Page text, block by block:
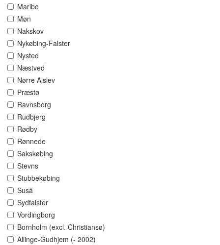
Maribo
Møn
Nakskov
Nykøbing-Falster
Nysted
Næstved
Nørre Alslev
Præstø
Ravnsborg
Rudbjerg
Rødby
Rønnede
Sakskøbing
Stevns
Stubbekøbing
Suså
Sydfalster
Vordingborg
Bornholm (excl. Christiansø)
Allinge-Gudhjem (- 2002)